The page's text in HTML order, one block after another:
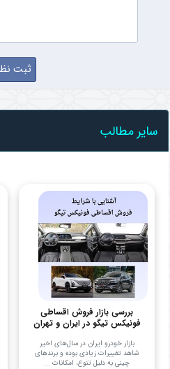
سایر مطالب
بررسی بازار فروش اقساطی
فونیکس تیگو در ایران و تهران
بازار خودرو ایران در سال‌های اخیر
شاهد تغییرات زیادی بوده و برندهای
چینی به دلیل تنوع، امکانات ...